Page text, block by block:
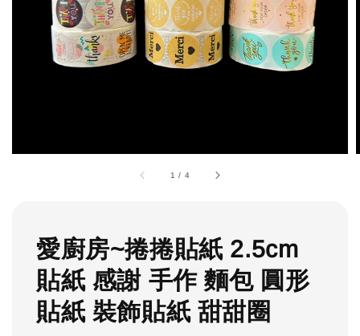
1 / 4
愛廚房~捲捲貼紙 2.5cm
貼紙 感謝 手作 麵包 圓形
貼紙 裝飾貼紙 甜甜圈